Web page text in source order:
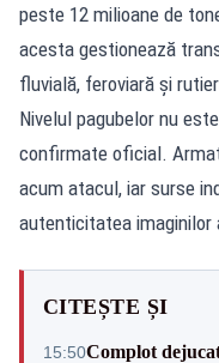
peste 12 milioane de
acesta gestionează
fluvială, feroviară și
Nivelul pagubelor nu
confirmate oficial.
acum atacul, iar surse
autenticitatea imaginilor
CITEȘTE ȘI
15:50Complot